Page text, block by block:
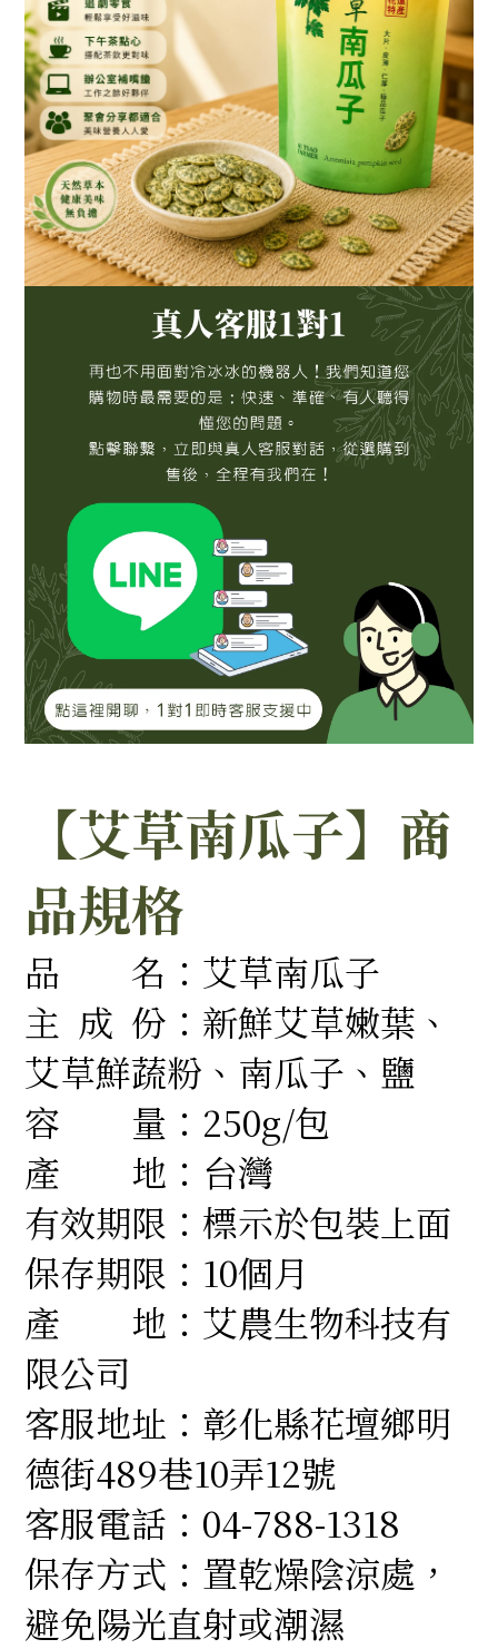
【艾草南瓜子】商
品規格
品 名：艾草南瓜子
主 成 份： 新鮮艾草嫩葉、
艾草鮮蔬粉、南瓜子、鹽
容 量： 250g/包
產 地 ： 台灣
有效期限 ： 標示於包裝上面
保存期限 ：10個月
產 地 ： 艾農生物科技有
限公司
客服地址 ： 彰化縣花壇鄉明
德街489巷10弄12號
客服電話 ： 04-788-1318
保存方式 ： 置乾燥陰涼處，
避免陽光直射或潮濕